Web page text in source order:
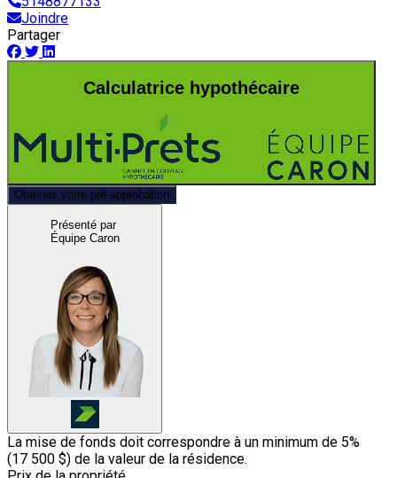
Joindre
Partager
Calculatrice hypothécaire
Obtenez votre pré-approbation
Présenté par
Équipe Caron
La mise de fonds doit correspondre à un minimum de 5%
(17 500 $) de la valeur de la résidence.